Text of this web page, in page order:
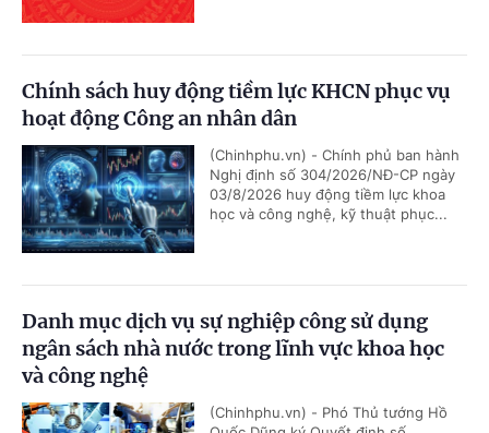
Chính sách huy động tiềm lực KHCN phục vụ
hoạt động Công an nhân dân
(Chinhphu.vn) - Chính phủ ban hành
Nghị định số 304/2026/NĐ-CP ngày
03/8/2026 huy động tiềm lực khoa
học và công nghệ, kỹ thuật phục...
Danh mục dịch vụ sự nghiệp công sử dụng
ngân sách nhà nước trong lĩnh vực khoa học
và công nghệ
(Chinhphu.vn) - Phó Thủ tướng Hồ